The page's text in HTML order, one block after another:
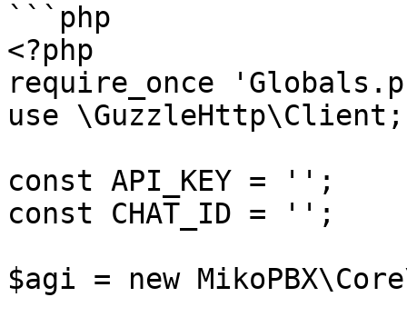
```php
<?php
require_once
use \GuzzleHttp\Client;
const API_KEY = '';
const CHAT_ID = '';
$agi = new